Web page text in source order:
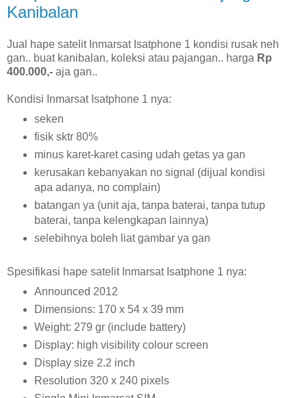
Kanibalan
Jual hape satelit Inmarsat Isatphone 1 kondisi rusak neh
gan.. buat kanibalan, koleksi atau pajangan.. harga Rp
400.000,- aja gan..
Kondisi Inmarsat Isatphone 1 nya:
seken
fisik sktr 80%
minus karet-karet casing udah getas ya gan
kerusakan kebanyakan no signal (dijual kondisi
apa adanya, no complain)
batangan ya (unit aja, tanpa baterai, tanpa tutup
baterai, tanpa kelengkapan lainnya)
selebihnya boleh liat gambar ya gan
Spesifikasi hape satelit Inmarsat Isatphone 1 nya:
Announced 2012
Dimensions: 170 x 54 x 39 mm
Weight: 279 gr (include battery)
Display: high visibility colour screen
Display size 2.2 inch
Resolution 320 x 240 pixels